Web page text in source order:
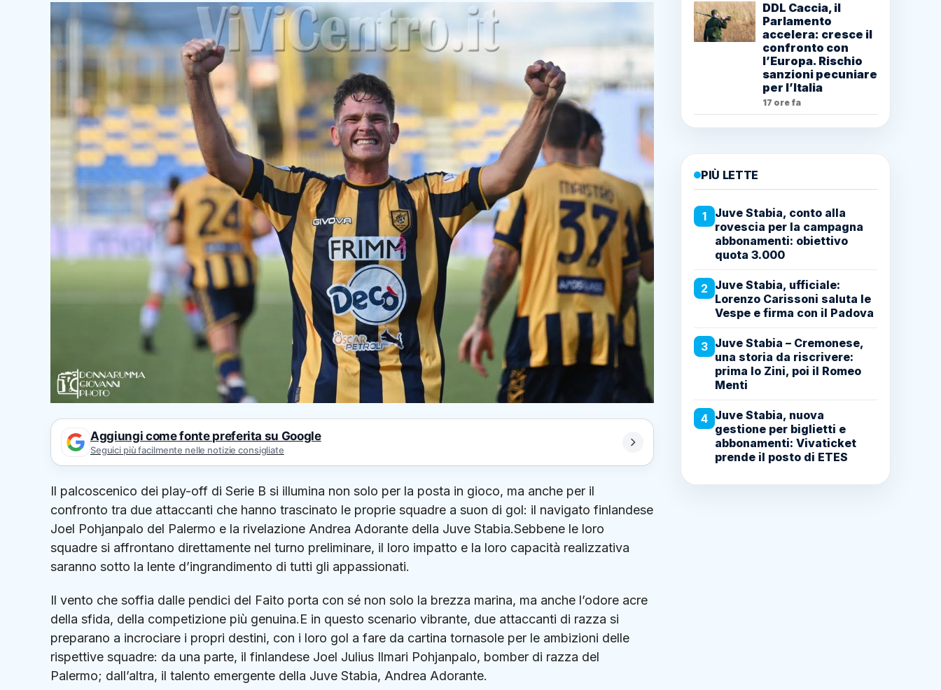
Aggiungi come fonte preferita su Google
Seguici più facilmente nelle notizie consigliate
Il palcoscenico dei play-off di Serie B si illumina non solo per la posta in gioco, ma anche per il
confronto tra due attaccanti che hanno trascinato le proprie squadre a suon di gol: il navigato finlandese
Joel Pohjanpalo del Palermo e la rivelazione Andrea Adorante della Juve Stabia.Sebbene le loro
squadre si affrontano direttamente nel turno preliminare, il loro impatto e la loro capacità realizzativa
saranno sotto la lente d’ingrandimento di tutti gli appassionati.
Il vento che soffia dalle pendici del Faito porta con sé non solo la brezza marina, ma anche l’odore acre
della sfida, della competizione più genuina.E in questo scenario vibrante, due attaccanti di razza si
preparano a incrociare i propri destini, con i loro gol a fare da cartina tornasole per le ambizioni delle
rispettive squadre: da una parte, il finlandese Joel Julius Ilmari Pohjanpalo, bomber di razza del
Palermo; dall’altra, il talento emergente della Juve Stabia, Andrea Adorante.
DDL Caccia, il
Parlamento
accelera: cresce il
confronto con
l’Europa. Rischio
sanzioni pecuniare
per l’Italia
17 ore fa
PIÙ LETTE
1
Juve Stabia, conto alla
rovescia per la campagna
abbonamenti: obiettivo
quota 3.000
2 Juve Stabia, ufficiale:
Lorenzo Carissoni saluta le
Vespe e firma con il Padova
3 Juve Stabia – Cremonese,
una storia da riscrivere:
prima lo Zini, poi il Romeo
Menti
4 Juve Stabia, nuova
gestione per biglietti e
abbonamenti: Vivaticket
prende il posto di ETES